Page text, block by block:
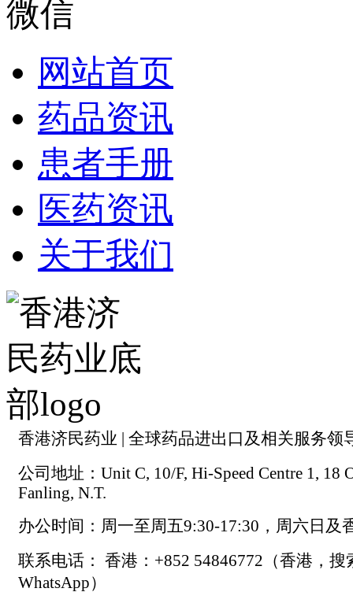
网站首页
药品资讯
患者手册
医药资讯
关于我们
香港济民药业 | 全球药品进出口及相关服务领
公司地址：Unit C, 10/F, Hi-Speed Centre 1, 18
Fanling, N.T.
办公时间：周一至周五9:30-17:30，周六日及
联系电话： 香港：+852 54846772（香港，搜
WhatsApp）